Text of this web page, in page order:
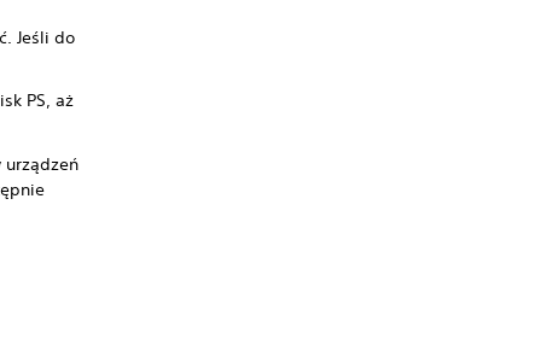
Jeśli do
PS, aż
urządzeń